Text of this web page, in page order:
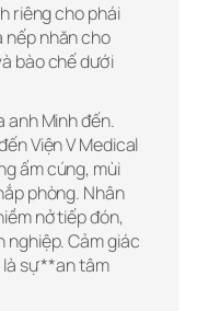
riêng cho phái
nếp nhăn cho
bào chế dưới
anh Minh đến.
Viện V Medical
ấm cúng, mùi
phòng. Nhân
nở tiếp đón,
nghiệp. Cảm giác
sự **an tâm